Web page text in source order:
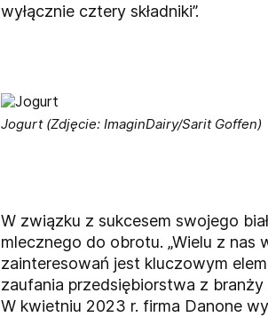
wyłącznie cztery składniki”.
Jogurt (Zdjęcie: ImaginDairy/Sarit Goffen)
W związku z sukcesem swojego
mlecznego do obrotu. „Wielu z
zainteresowań jest kluczowym
zaufania przedsiębiorstwa z
W kwietniu 2023 r. firma Danone